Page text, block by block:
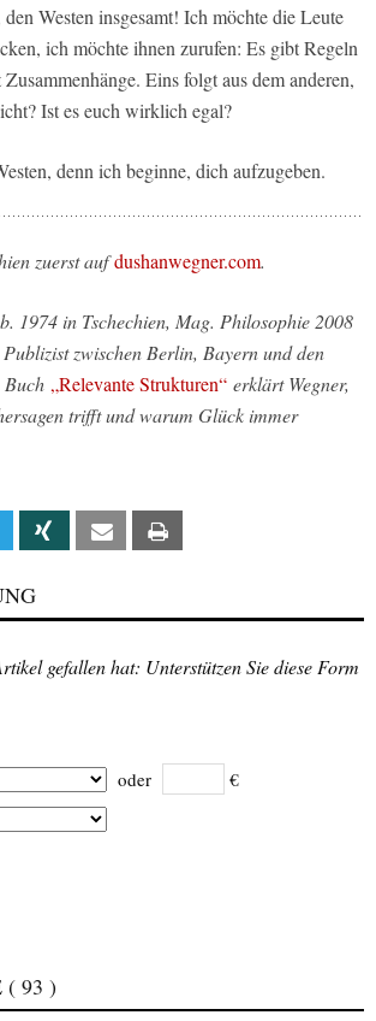
Westen insgesamt! Ich möchte die Leute
ich möchte ihnen zurufen: Es gibt Regeln
Eins folgt aus dem anderen,
Ist es euch wirklich egal?
denn ich beginne, dich aufzugeben.
zuerst aufdushanwegner.com.
1974 in Tschechien, Mag. Philosophie 2008
zwischen Berlin, Bayern und den
Buch „Relevante Strukturen“ erklärt Wegner,
trifft und warum Glück immer
Linkedin Xing Email
gefallen hat: Unterstützen Sie diese Form
oder €
( 93 )